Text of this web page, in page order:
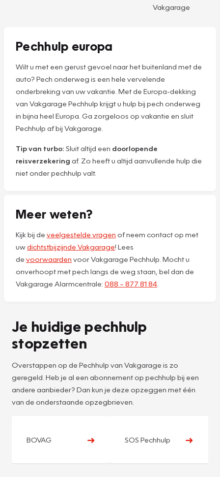
Vakgarage
Pechhulp europa
Wilt u met een gerust gevoel naar het buitenland met de
auto? Pech onderweg is een hele vervelende
onderbreking van uw vakantie. Met de Europa-dekking
van Vakgarage Pechhulp krijgt u hulp bij pech onderweg
in bijna heel Europa. Ga zorgeloos op vakantie en sluit
Pechhulp af bij Vakgarage.
Tip van turbo: Sluit altijd een doorlopende
reisverzekering af. Zo heeft u altijd aanvullende hulp die
niet onder pechhulp valt.
Meer weten?
Kijk bij de veelgestelde vragen of neem contact op met
uwdichtstbijzijnde Vakgarage! Lees
de voorwaarden voor Vakgarage Pechhulp. Mocht u
onverhoopt met pech langs de weg staan, bel dan de
Vakgarage Alarmcentrale: 088 – 877 81 84
Je huidige pechhulp
stopzetten
Overstappen op de Pechhulp van Vakgarage is zo
geregeld. Heb je al een abonnement op pechhulp bij een
andere aanbieder? Dan kun je deze opzeggen met één
van de onderstaande opzegbrieven.
BOVAG ➜ SOS Pechhulp ➜